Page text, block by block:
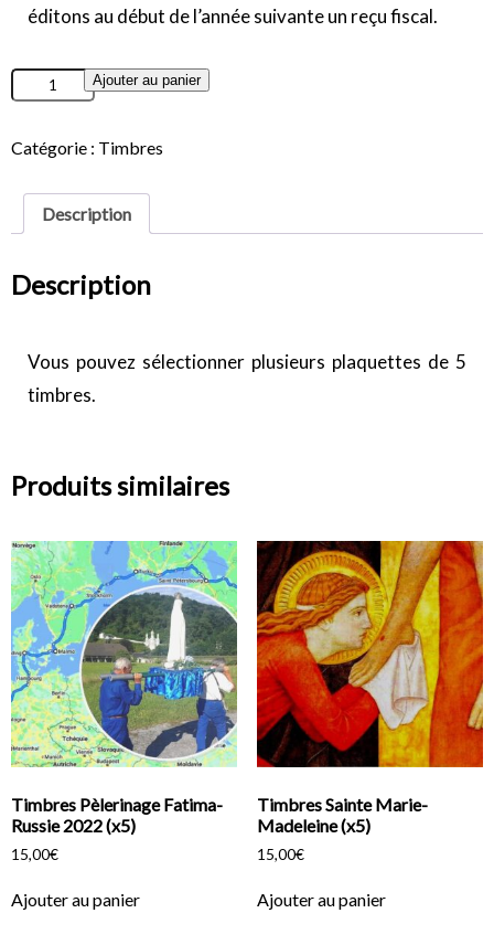
éditons au début de l’année suivante un reçu fiscal.
Ajouter au panier
Catégorie : Timbres
Description
Description
Vous pouvez sélectionner plusieurs plaquettes de 5
timbres.
Produits similaires
Timbres Pèlerinage Fatima-
Russie 2022 (x5)
15,00€
Ajouter au panier
Timbres Sainte Marie-
Madeleine (x5)
15,00€
Ajouter au panier